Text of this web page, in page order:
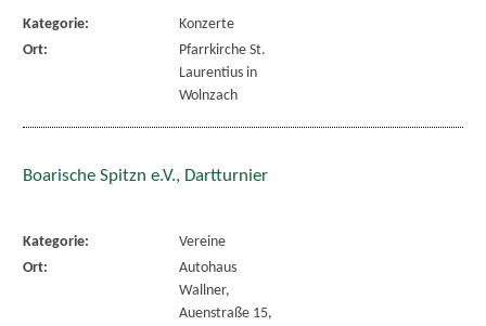
Kategorie:
Konzerte
Ort:
Pfarrkirche St.
Laurentius in
Wolnzach
Boarische Spitzn e.V., Dartturnier
Kategorie:
Vereine
Ort:
Autohaus
Wallner,
Auenstraße 15,